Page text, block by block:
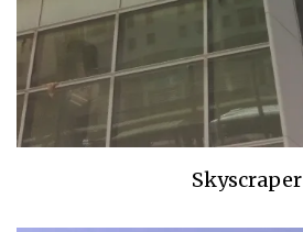
Skyscraper